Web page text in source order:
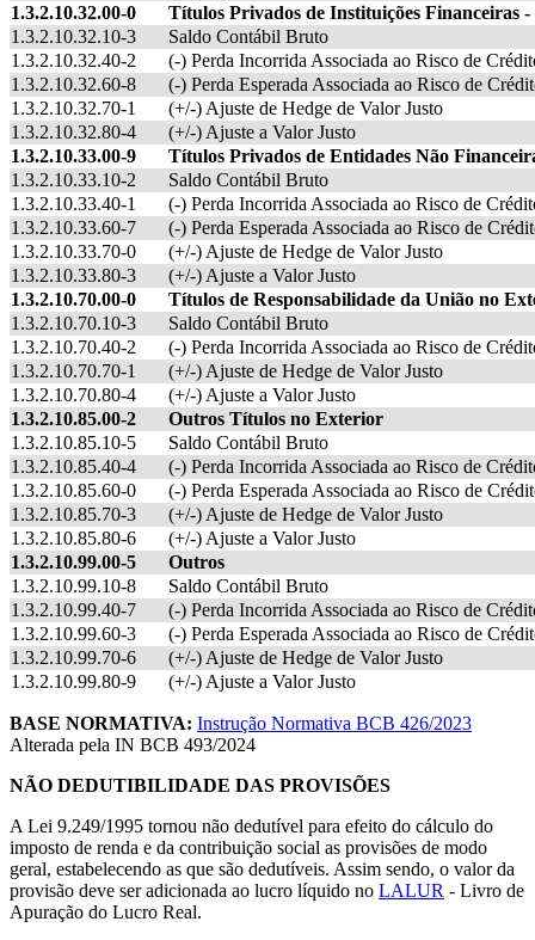
1.3.2.10.32.00-0
Títulos Privados de Instituições Financeiras
1.3.2.10.32.10-3
Saldo Contábil Bruto
1.3.2.10.32.40-2
(-) Perda Incorrida Associada ao Risco de
1.3.2.10.32.60-8
(-) Perda Esperada Associada ao Risco de
1.3.2.10.32.70-1
(+/-) Ajuste de Hedge de Valor Justo
1.3.2.10.32.80-4
(+/-) Ajuste a Valor Justo
1.3.2.10.33.00-9
Títulos Privados de Entidades Não
1.3.2.10.33.10-2
Saldo Contábil Bruto
1.3.2.10.33.40-1
(-) Perda Incorrida Associada ao Risco de
1.3.2.10.33.60-7
(-) Perda Esperada Associada ao Risco de
1.3.2.10.33.70-0
(+/-) Ajuste de Hedge de Valor Justo
1.3.2.10.33.80-3
(+/-) Ajuste a Valor Justo
1.3.2.10.70.00-0
Títulos de Responsabilidade da União no
1.3.2.10.70.10-3
Saldo Contábil Bruto
1.3.2.10.70.40-2
(-) Perda Incorrida Associada ao Risco de
1.3.2.10.70.70-1
(+/-) Ajuste de Hedge de Valor Justo
1.3.2.10.70.80-4
(+/-) Ajuste a Valor Justo
1.3.2.10.85.00-2
Outros Títulos no Exterior
1.3.2.10.85.10-5
Saldo Contábil Bruto
1.3.2.10.85.40-4
(-) Perda Incorrida Associada ao Risco de
1.3.2.10.85.60-0
(-) Perda Esperada Associada ao Risco de
1.3.2.10.85.70-3
(+/-) Ajuste de Hedge de Valor Justo
1.3.2.10.85.80-6
(+/-) Ajuste a Valor Justo
1.3.2.10.99.00-5
Outros
1.3.2.10.99.10-8
Saldo Contábil Bruto
1.3.2.10.99.40-7
(-) Perda Incorrida Associada ao Risco de
1.3.2.10.99.60-3
(-) Perda Esperada Associada ao Risco de
1.3.2.10.99.70-6
(+/-) Ajuste de Hedge de Valor Justo
1.3.2.10.99.80-9
(+/-) Ajuste a Valor Justo
BASE NORMATIVA: Instrução Normativa BCB 426/2023
Alterada pela IN BCB 493/2024
NÃO DEDUTIBILIDADE DAS PROVISÕES
A Lei 9.249/1995 tornou não dedutível para efeito do cálculo do
imposto de renda e da contribuição social as provisões de modo
geral, estabelecendo as que são dedutíveis. Assim sendo, o valor da
provisão deve ser adicionada ao lucro líquido no LALUR - Livro de
Apuração do Lucro Real.